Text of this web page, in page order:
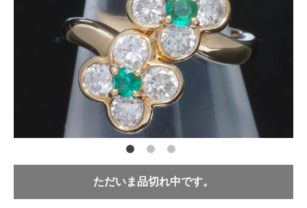
ただいま品切れ中です。